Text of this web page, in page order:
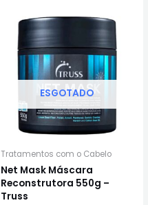
ESGOTADO
Tratamentos com o Cabelo
Net Mask Máscara
Reconstrutora 550g –
Truss